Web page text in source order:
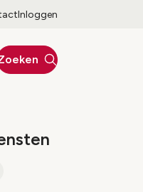
Inloggen